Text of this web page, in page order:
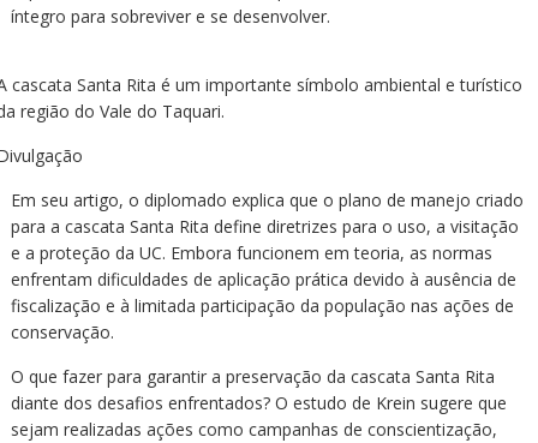
íntegro para sobreviver e se desenvolver.
cascata Santa Rita é um importante símbolo ambiental e turístico
região do Vale do Taquari.
Em seu artigo, o diplomado explica que o plano de manejo criado
para a cascata Santa Rita define diretrizes para o uso, a visitação
e a proteção da UC. Embora funcionem em teoria, as normas
enfrentam dificuldades de aplicação prática devido à ausência de
fiscalização e à limitada participação da população nas ações de
conservação.
O que fazer para garantir a preservação da cascata Santa Rita
diante dos desafios enfrentados? O estudo de Krein sugere que
sejam realizadas ações como campanhas de conscientização,